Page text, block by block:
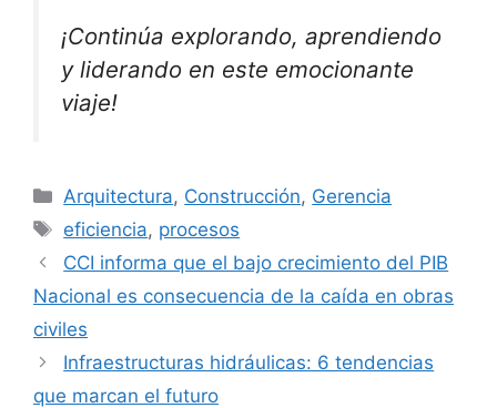
¡Continúa explorando, aprendiendo
y liderando en este emocionante
viaje!
Categorías
Arquitectura, Construcción, Gerencia
Etiquetas
eficiencia, procesos
CCI informa que el bajo crecimiento del PIB
Nacional es consecuencia de la caída en obras
civiles
Infraestructuras hidráulicas: 6 tendencias
que marcan el futuro